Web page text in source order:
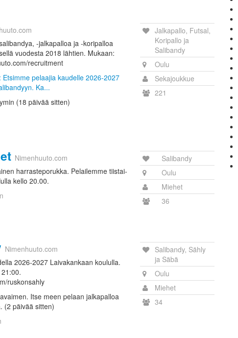
-jalkapalloa ja -koripalloa
vuodesta 2018 lähtien. Mukaan:
recruitment
pelaajia kaudelle 2026-2027
Ka...
(18 päivää sitten)
Jalkapallo, Futsal,
Koripallo ja
Salibandy
Oulu
Sekajoukkue
221
Nimenhuuto.com
harrasteporukka. Pelailemme tiistai-
kello 20.00.
Salibandy
Oulu
Miehet
36
Nimenhuuto.com
2026-2027 Laivakankaan koululla.
ruskonsahly
Itse meen pelaan jalkapalloa
(2 päivää sitten)
Salibandy, Sähly
ja Säbä
Oulu
Miehet
34